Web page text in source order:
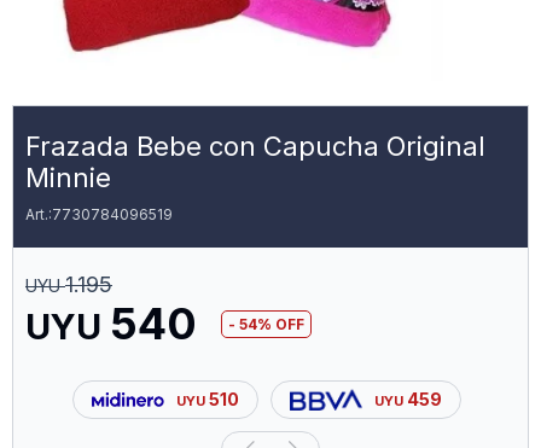
Frazada Bebe con Capucha Original
Minnie
7730784096519
UYU 540
UYU 1.195
54
UYU 510 UYU 459